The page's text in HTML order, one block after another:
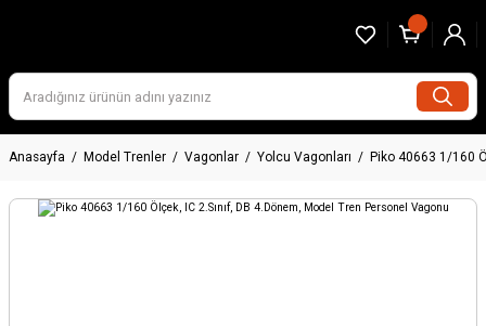
Anasayfa Model Trenler Vagonlar Yolcu Vagonları Piko 40663 1/160